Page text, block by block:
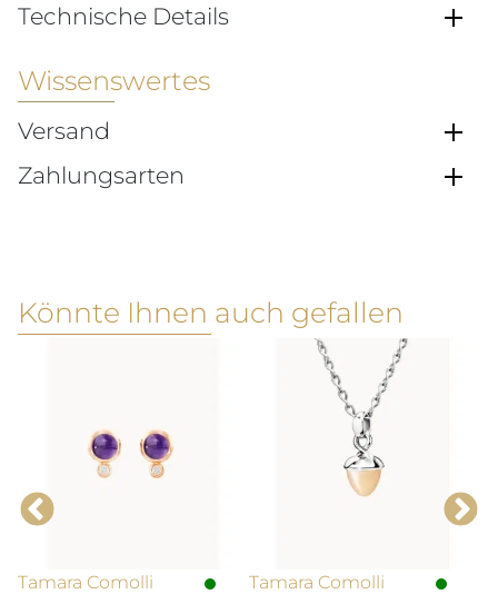
Technische Details
Wissenswertes
Versand
Zahlungsarten
Könnte Ihnen auch gefallen
Tamara Comolli
Tamara Comolli